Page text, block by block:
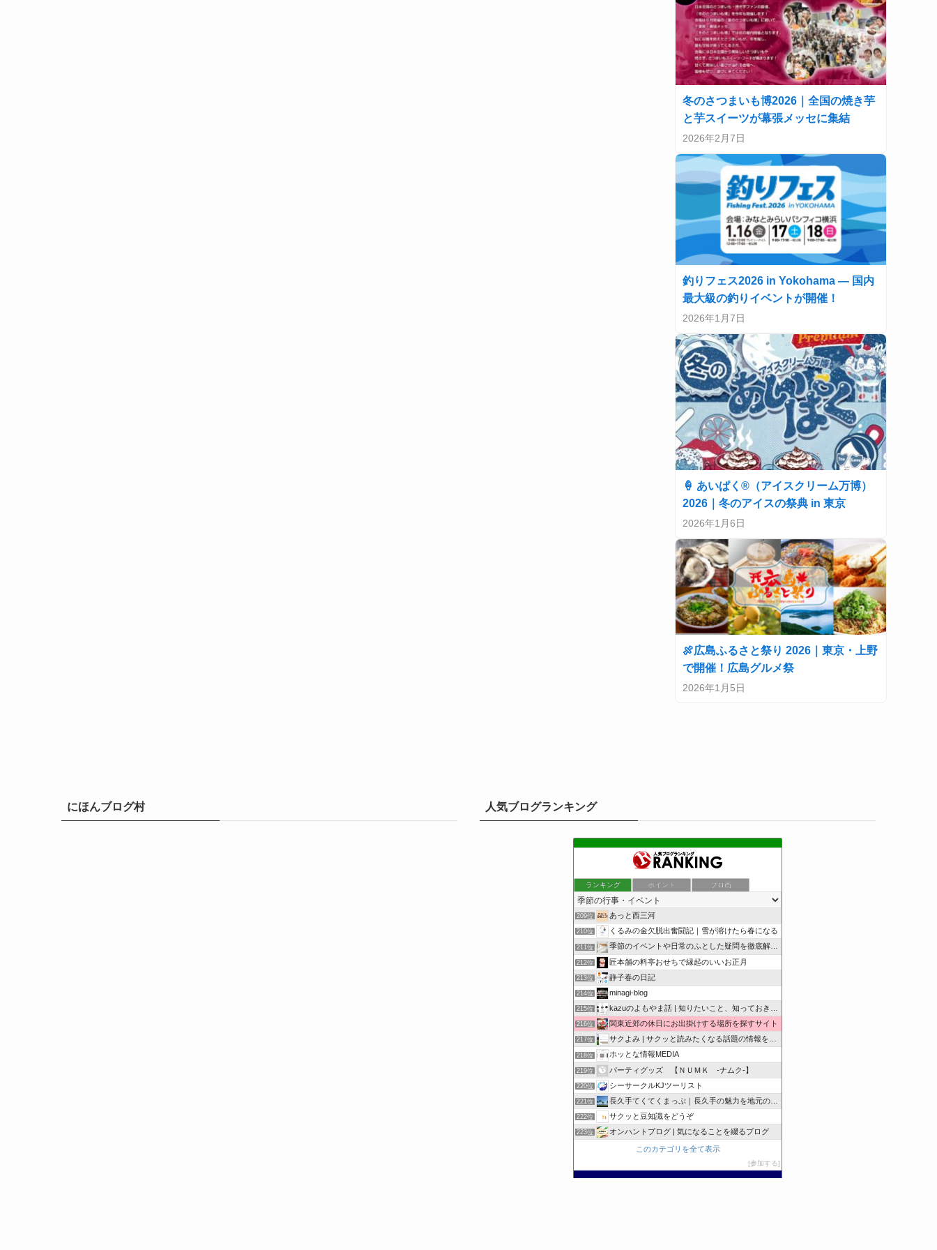
冬のさつまいも博2026｜全国の焼き芋
と芋スイーツが幕張メッセに集結
2026年2月7日
釣りフェス2026 in Yokohama — 国内
最大級の釣りイベントが開催！
2026年1月7日
🍦 あいぱく®（アイスクリーム万博）
2026｜冬のアイスの祭典 in 東京
2026年1月6日
🍖広島ふるさと祭り 2026｜東京・上野
で開催！広島グルメ祭
2026年1月5日
にほんブログ村 人気ブログランキング
ランキング ポイント ブロ画
209位 あっと西三河
210位 くるみの金欠脱出奮闘記｜雪が溶けたら春になる
211位 季節のイベントや日常のふとした疑問を徹底解説！
212位 匠本舗の料亭おせちで縁起のいいお正月
213位 静子春の日記
214位 minagi-blog
215位 kazuのよもやま話 | 知りたいこと、知っておきたいこと…
216位 関東近郊の休日にお出掛けする場所を探すサイト
217位 サクよみ | サクッと読みたくなる話題の情報を随時発信！
218位 ホッとな情報MEDIA
219位 パーティグッズ 【ＮＵＭＫ -ナムク-】
220位 シーサークルKJツーリスト
221位 長久手てくてくまっぷ｜長久手の魅力を地元の人と訪れる人に
222位 サクッと豆知識をどうぞ
223位 オンハントブログ | 気になることを綴るブログ
このカテゴリを全て表示
参加する